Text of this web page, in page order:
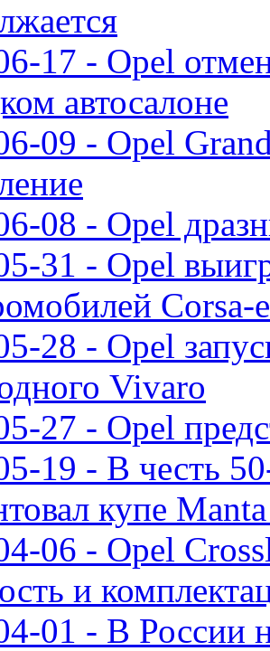
17 - Opel
автосалоне
09 - Opel
08 - Opel
31 - Opel
Corsa-e
28 - Opel
Vivaro
27 - Opel
19 - В честь
купе
06 - Opel
и
01 - В России